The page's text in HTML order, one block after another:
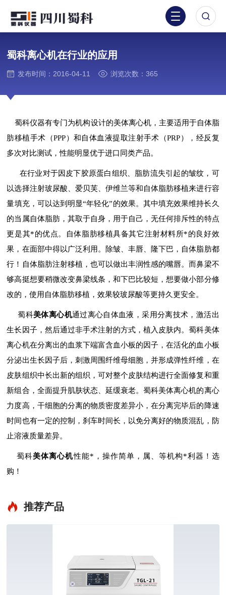
蜀科离心机在行业的应用
发布时间：2016-04-11 浏览次数：365
蜀科仪器有专门为机构设计的美体离心机，主要适用于自体脂
肪移植手术（PPP）和自体血液提取注射手术（PRP），经反复
多次对比测试，性能明显优于进口同类产品。
在行业对于因皮下胶原蛋白组织、脂肪流失引起的皱纹，可
以选择注射玻尿酸、爱贝芙、伊维兰等和自体脂肪移植来进行容
量填充，可以达到明显“年轻化”的效果。其中填充效果维持长久
的当属自体脂肪，其取于自身，用于自己，无任何排斥性的特点
更是其*的优点。自体脂肪移植具备其它注射材料所*的良好效
果，在面部中得以广泛利用。除皱、丰唇、隆下巴，自体脂肪都
行！自体脂肪注射移植，也可以做出丰润性感的嘴唇。而鼻梁不
够高挺想要稍微改变鼻梁线条，和下巴比较短，想要做小部分修
改的，使用自体脂肪移植，效果较玻尿酸等更持久更安全。
蜀科美体离心机通过离心自体血液，采用分离技术，激活出
生长因子，然后通过非手术注射的方式，植入皮肤内。蜀科美体
离心机在分离出的血浆下端富含血小板的因子，在活化的血小板
分泌出生长因子后，刺激周围纤维母细胞，并形成弹性纤维，在
皮肤组织中长出新的组织，可对整个皮肤结构进行全面修复和重
新组合，全面提升肌肤状态、延缓衰老。蜀科美体离心机的离心
力度高，干细胞的分离的物质密度差异小，在分离完毕后的降速
时间也有一定的控制，刹车时间长，以免分离好的物质混乱，防
止溶液质量差异。
蜀科美体离心机性能*，操作简单，属、等机构*利器！选
购！
推荐产品